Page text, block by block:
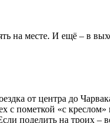
на месте. И ещё – в
от центра до
с пометкой «с креслом»
поделить на троих –